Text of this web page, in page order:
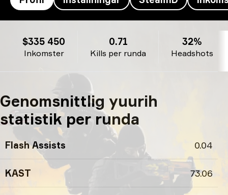
Inkomster
$335 450
Kills per runda
0.71
Headshots
32%
Genomsnittlig yuurih
statistik per runda
Flash Assists 0.04
KAST 73.06